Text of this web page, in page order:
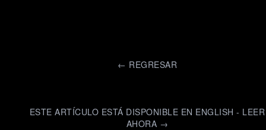
← REGRESAR
ESTE ARTÍCULO ESTÁ DISPONIBLE EN ENGLISH - LEER
AHORA →